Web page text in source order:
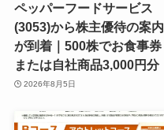
ペッパーフードサービス
(3053)から株主優待の案内
が到着｜500株でお食事券
または自社商品3,000円分
2026年8月5日